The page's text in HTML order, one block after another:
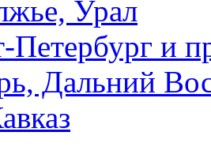
Урал
Петербург и
Дальний